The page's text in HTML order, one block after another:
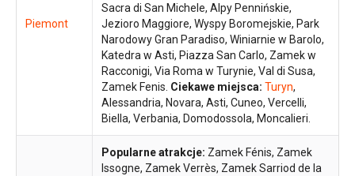
Piemont
Sacra di San Michele, Alpy Pennińskie,
Jezioro Maggiore, Wyspy Boromejskie, Park
Narodowy Gran Paradiso, Winiarnie w Barolo,
Katedra w Asti, Piazza San Carlo, Zamek w
Racconigi, Via Roma w Turynie, Val di Susa,
Zamek Fenis. Ciekawe miejsca: Turyn,
Alessandria, Novara, Asti, Cuneo, Vercelli,
Biella, Verbania, Domodossola, Moncalieri.
Popularne atrakcje: Zamek Fénis, Zamek
Issogne, Zamek Verrès, Zamek Sarriod de la